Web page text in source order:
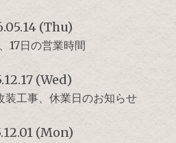
(Thu)
17日の営業時間
(Wed)
装工事、休業日のお知らせ
(Mon)